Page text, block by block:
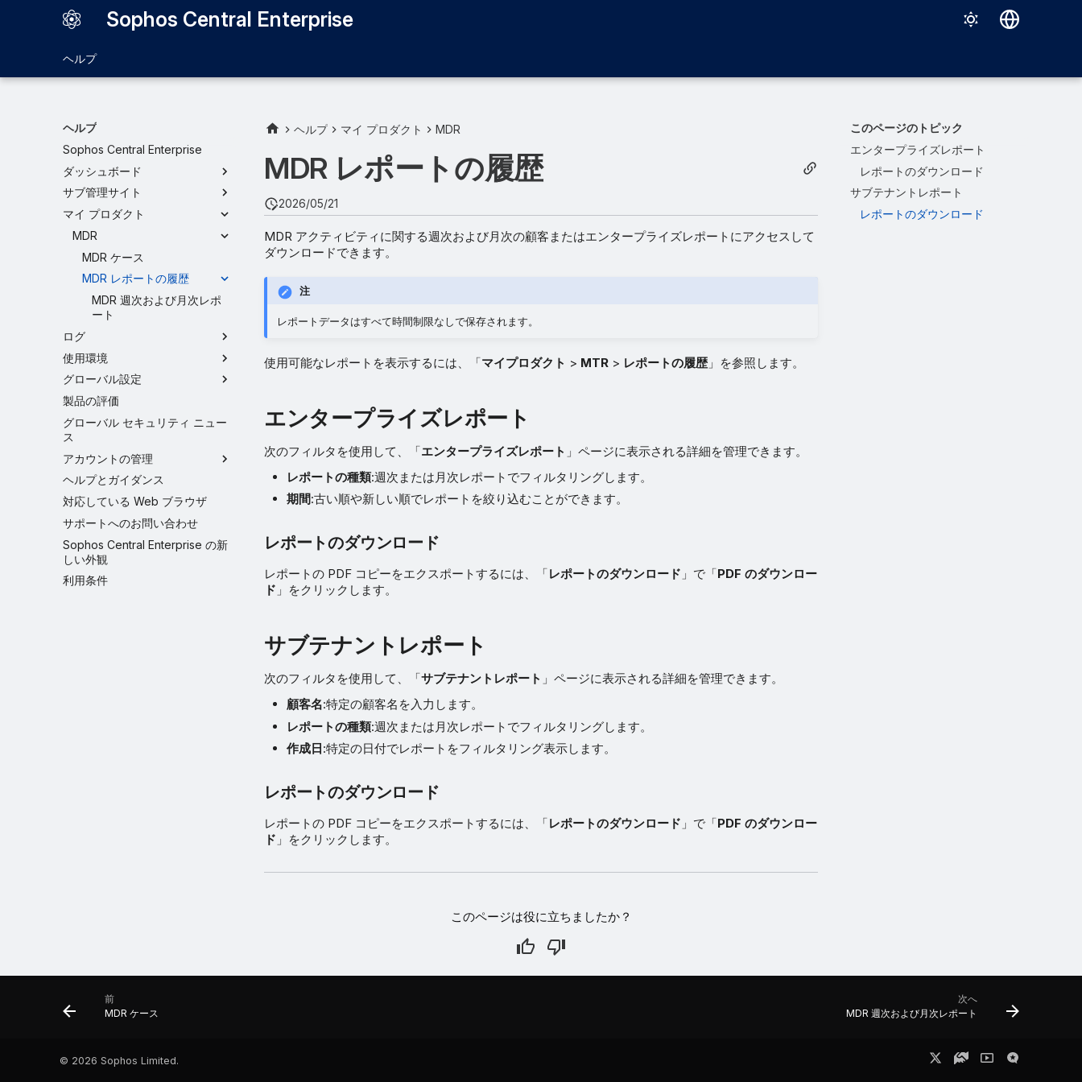
Sophos Central Enterprise
Français
Italiano
日本語
ヘルプ
ヘルプ
Sophos Central Enterprise
ダッシュボード
サブ管理サイト
マイ プロダクト
MDR
MDR ケース
MDR レポートの履歴
MDR 週次および月次レポ
ート
ログ
使用環境
グローバル設定
製品の評価
グローバル セキュリティ ニュー
ス
アカウントの管理
ヘルプとガイダンス
対応している Web ブラウザ
サポートへのお問い合わせ
Sophos Central Enterprise の新
しい外観
利用条件
このページのトピック
エンタープライズレポート
レポートのダウンロード
サブテナントレポート
レポートのダウンロード
ヘルプ マイ プロダクト MDR
MDR レポートの履歴
2026/05/21
MDR アクティビティに関する週次および月次の顧客またはエンタープライズレポートにアクセスして
ダウンロードできます。
注
レポートデータはすべて時間制限なしで保存されます。
使用可能なレポートを表示するには、「マイプロダクト > MTR > レポートの履歴 」を参照します。
エンタープライズレポート
次のフィルタを使用して、「エンタープライズレポート 」ページに表示される詳細を管理できます。
レポートの種類:週次または月次レポートでフィルタリングします。
期間:古い順や新しい順でレポートを絞り込むことができます。
レポートのダウンロード
レポートの PDF コピーをエクスポートするには、「レポートのダウンロード 」で「PDF のダウンロー
ド 」をクリックします。
サブテナントレポート
次のフィルタを使用して、「サブテナントレポート 」ページに表示される詳細を管理できます。
顧客名:特定の顧客名を入力します。
レポートの種類:週次または月次レポートでフィルタリングします。
作成日:特定の日付でレポートをフィルタリング表示します。
レポートのダウンロード
レポートの PDF コピーをエクスポートするには、「レポートのダウンロード 」で「PDF のダウンロー
ド 」をクリックします。
このページは役に立ちましたか？
前
MDR ケース
次へ
MDR 週次および月次レポート
© 2026 Sophos Limited.